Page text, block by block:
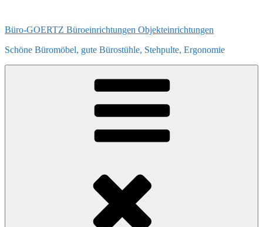
springen
Büro-GOERTZ Büroeinrichtungen Objekteinrichtungen
Schöne Büromöbel, gute Bürostühle, Stehpulte, Ergonomie